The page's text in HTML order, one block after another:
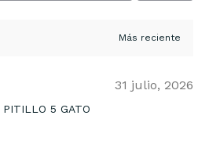
31 julio, 2026
PITILLO 5 GATO